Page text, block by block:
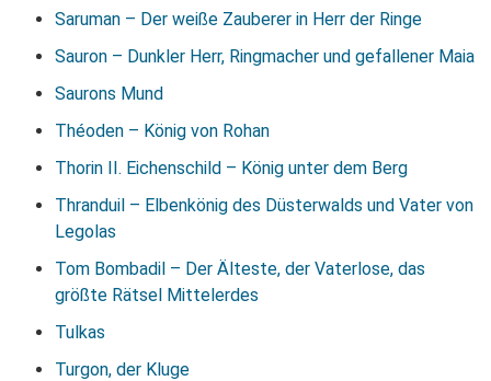
Saruman – Der weiße Zauberer in Herr der Ringe
Sauron – Dunkler Herr, Ringmacher und gefallener Maia
Saurons Mund
Théoden – König von Rohan
Thorin II. Eichenschild – König unter dem Berg
Thranduil – Elbenkönig des Düsterwalds und Vater von
Legolas
Tom Bombadil – Der Älteste, der Vaterlose, das
größte Rätsel Mittelerdes
Tulkas
Turgon, der Kluge